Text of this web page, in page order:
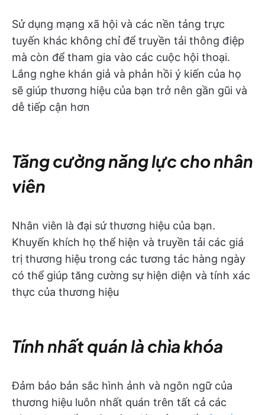
Sử dụng mạng xã hội và các nền tảng trực
tuyến khác không chỉ để truyền tải thông điệp
mà còn để tham gia vào các cuộc hội thoại.
Lắng nghe khán giả và phản hồi ý kiến của họ
sẽ giúp thương hiệu của bạn trở nên gần gũi và
dễ tiếp cận hơn
Tăng cường năng lực cho nhân
viên
Nhân viên là đại sứ thương hiệu của bạn.
Khuyến khích họ thể hiện và truyền tải các giá
trị thương hiệu trong các tương tác hàng ngày
có thể giúp tăng cường sự hiện diện và tính xác
thực của thương hiệu
Tính nhất quán là chìa khóa
Đảm bảo bản sắc hình ảnh và ngôn ngữ của
thương hiệu luôn nhất quán trên tất cả các